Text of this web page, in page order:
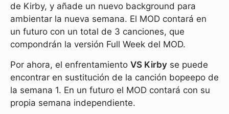
de Kirby, y añade un nuevo background para
ambientar la nueva semana. El MOD contará en
un futuro con un total de 3 canciones, que
compondrán la versión Full Week del MOD.
Por ahora, el enfrentamiento VS Kirby se puede
encontrar en sustitución de la canción bopeepo de
la semana 1. En un futuro el MOD contará con su
propia semana independiente.